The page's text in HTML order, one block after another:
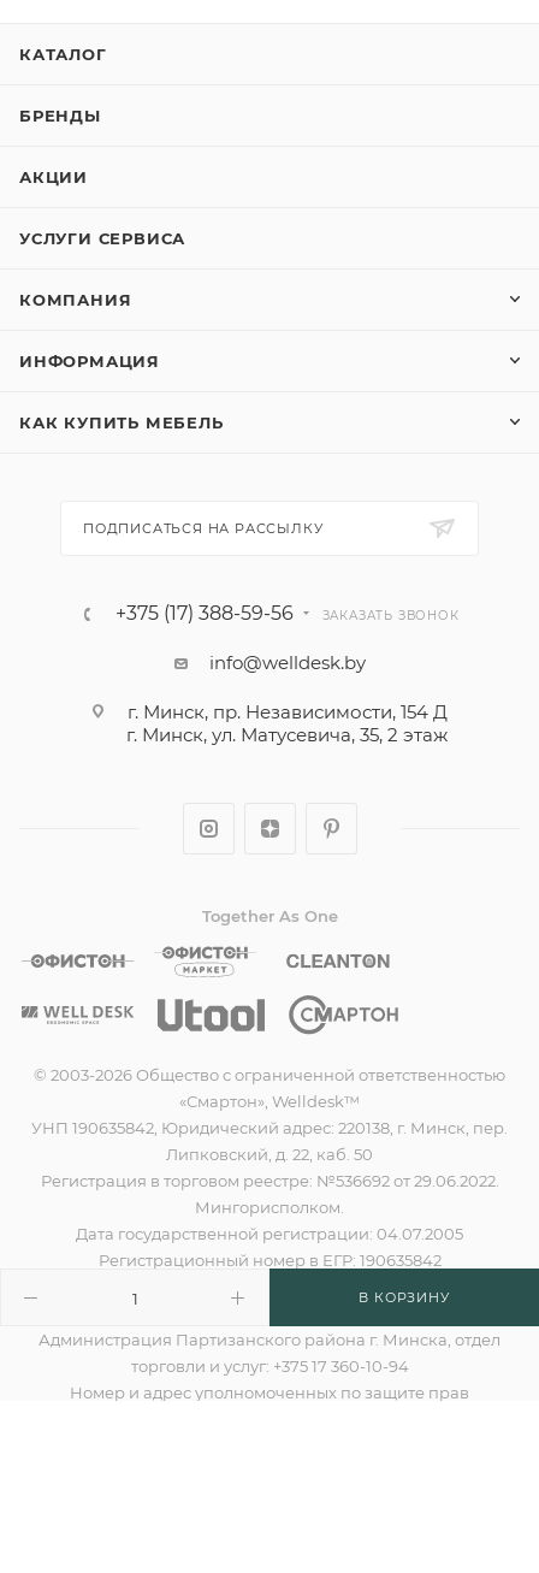
В КОРЗИНУ
КАТАЛОГ
БРЕНДЫ
АКЦИИ
УСЛУГИ СЕРВИСА
КОМПАНИЯ
ИНФОРМАЦИЯ
КАК КУПИТЬ МЕБЕЛЬ
ПОДПИСАТЬСЯ НА РАССЫЛКУ
+375 (17) 388-59-56 ЗАКАЗАТЬ ЗВОНОК
info@welldesk.by
г. Минск, пр. Независимости, 154 Д
г. Минск, ул. Матусевича, 35, 2 этаж
Together As One
© 2003-2026 Общество с ограниченной ответственностью
«Смартон», Welldesk™
УНП 190635842, Юридический адрес: 220138, г. Минск, пер.
Липковский, д. 22, каб. 50
Регистрация в торговом реестре: №536692 от 29.06.2022.
Мингорисполком.
Дата государственной регистрации: 04.07.2005
Регистрационный номер в ЕГР: 190635842
Администрация Партизанского района г. Минска, отдел
торговли и услуг: +375 17 360-10-94
Номер и адрес уполномоченных по защите прав